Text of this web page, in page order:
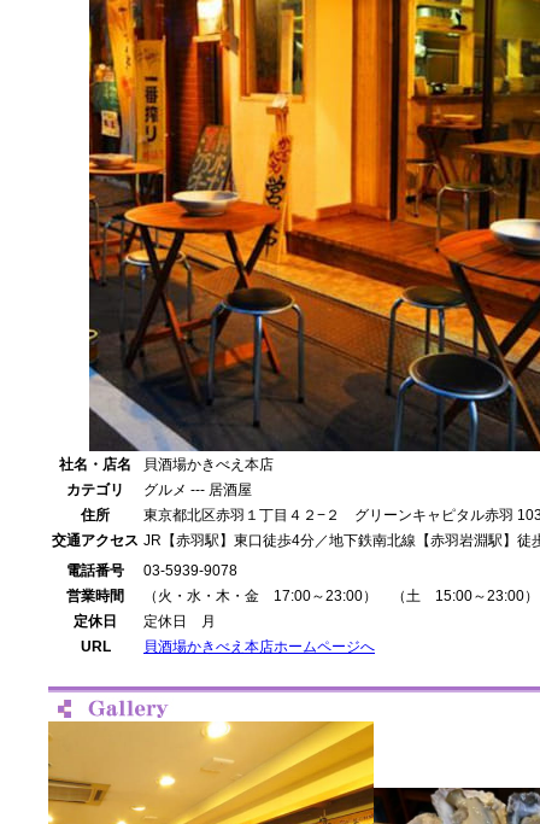
社名・店名
貝酒場かきべえ本店
カテゴリ
グルメ --- 居酒屋
住所
東京都北区赤羽１丁目４２−２ グリーンキャピタル赤羽
交通アクセス JR【赤羽駅】東口徒歩4分／地下鉄南北線【赤羽岩淵駅】徒
電話番号
03-5939-9078
営業時間
（火・水・木・金 17:00～23:00） （土 15:00～23:00
定休日
定休日 月
URL
貝酒場かきべえ本店ホームページへ